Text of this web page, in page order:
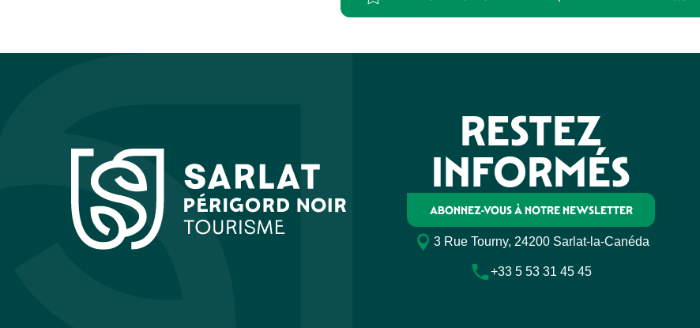
RESTEZ
INFORMÉS
ABONNEZ-VOUS À NOTRE NEWSLETTER
3 Rue Tourny, 24200 Sarlat-la-Canéda
+33 5 53 31 45 45